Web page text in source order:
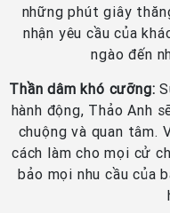
những phút giây
nhận yêu cầu của
ngào đến
Thần dâm khó cưỡng:
hành động, Thảo Anh
chuộng và quan tâm.
cách làm cho mọi cử
bảo mọi nhu cầu của